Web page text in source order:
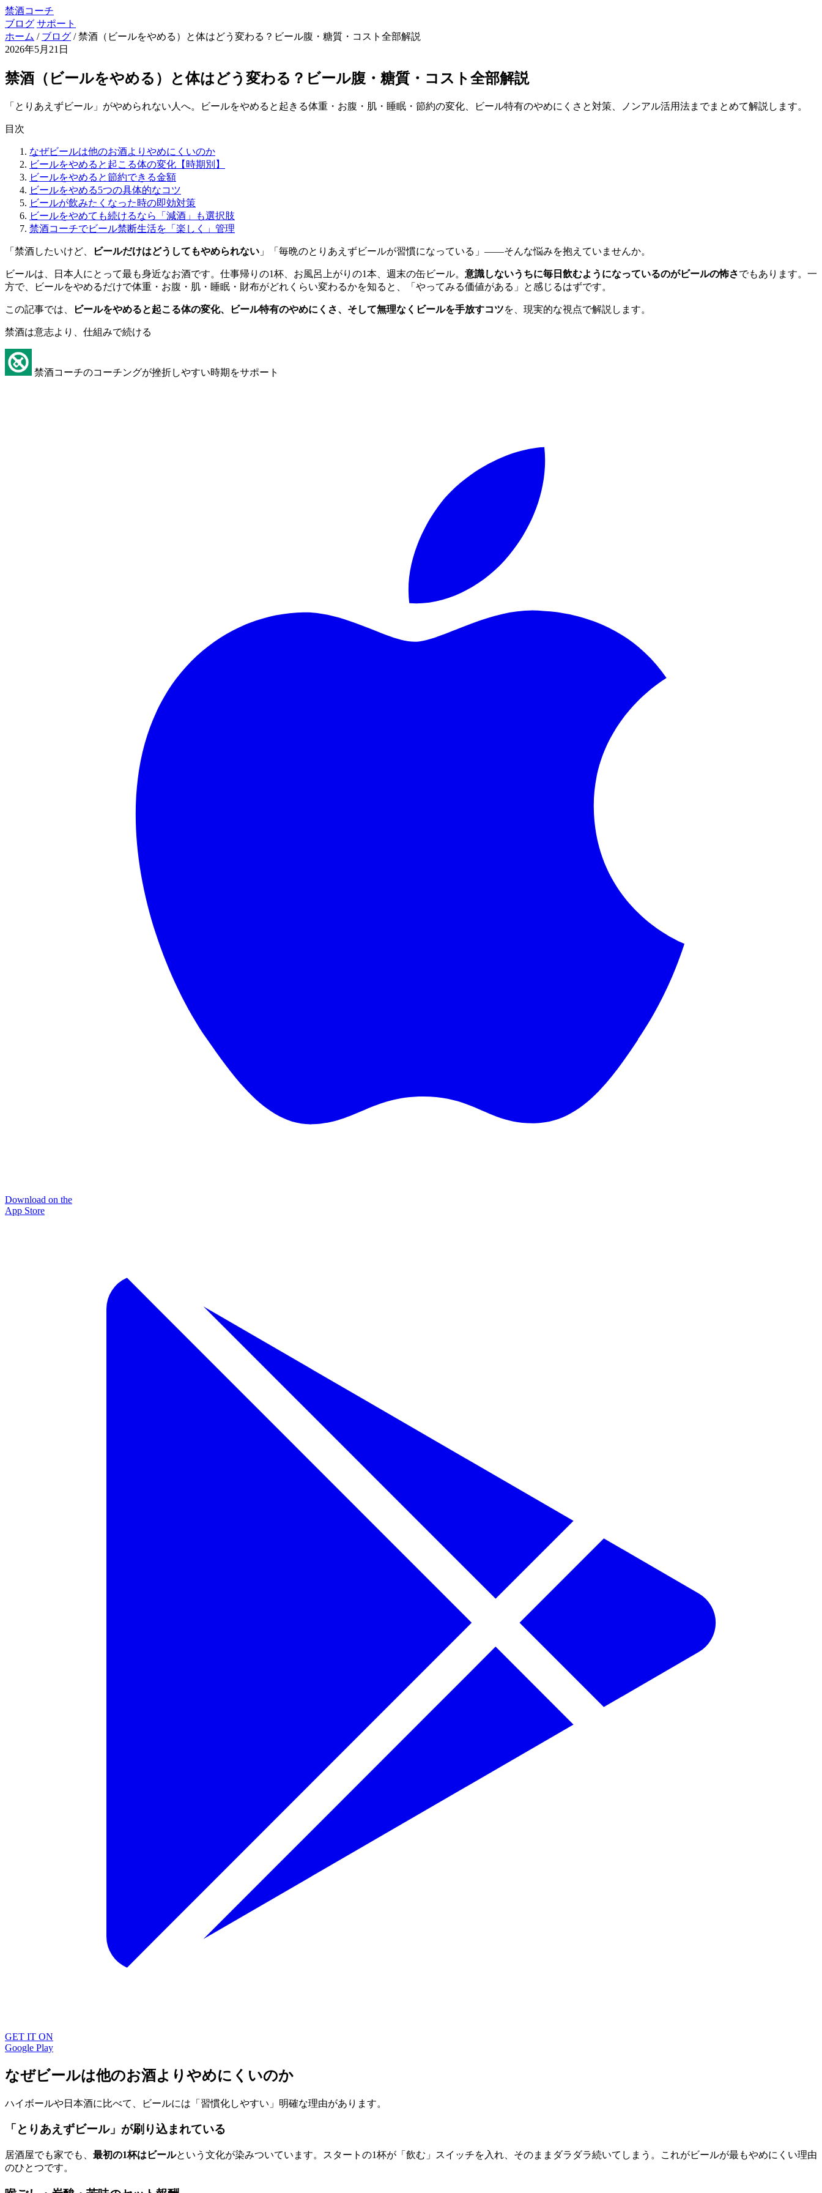
禁酒コーチ
ブログ サポート
ホーム / ブログ / 禁酒（ビールをやめる）と体はどう変わる？ビール腹・糖質・コスト全部解説
2026年5月21日
禁酒（ビールをやめる）と体はどう変わる？ビール腹・糖質・コスト全部解説
「とりあえずビール」がやめられない人へ。ビールをやめると起きる体重・お腹・肌・睡眠・節約の変化、ビール特有のやめにくさと対策、ノンアル活用法までまとめて解説します。
目次
なぜビールは他のお酒よりやめにくいのか
ビールをやめると起こる体の変化【時期別】
ビールをやめると節約できる金額
ビールをやめる5つの具体的なコツ
ビールが飲みたくなった時の即効対策
ビールをやめても続けるなら「減酒」も選択肢
禁酒コーチでビール禁断生活を「楽しく」管理
「禁酒したいけど、 ビールだけはどうしてもやめられない 」「毎晩のとりあえずビールが習慣になっている」——そんな悩みを抱えていませんか。
ビールは、日本人にとって最も身近なお酒です。仕事帰りの1杯、お風呂上がりの1本、週末の缶ビール。 意識しないうちに毎日飲むようになっているのがビールの怖さでもあります。一
方で、ビールをやめるだけで体重・お腹・肌・睡眠・財布がどれくらい変わるかを知ると、「やってみる価値がある」と感じるはずです。
この記事では、 ビールをやめると起こる体の変化、ビール特有のやめにくさ、そして無理なくビールを手放すコツを、現実的な視点で解説します。
禁酒は意志より、仕組みで続ける
禁酒コーチのコーチングが挫折しやすい時期をサポート
Download on the
App Store
GET IT ON
Google Play
なぜビールは他のお酒よりやめにくいのか
ハイボールや日本酒に比べて、ビールには「習慣化しやすい」明確な理由があります。
「とりあえずビール」が刷り込まれている
居酒屋でも家でも、 最初の1杯はビールという文化が染みついています。スタートの1杯が「飲む」スイッチを入れ、そのままダラダラ続いてしまう。これがビールが最もやめにくい理由
のひとつです。